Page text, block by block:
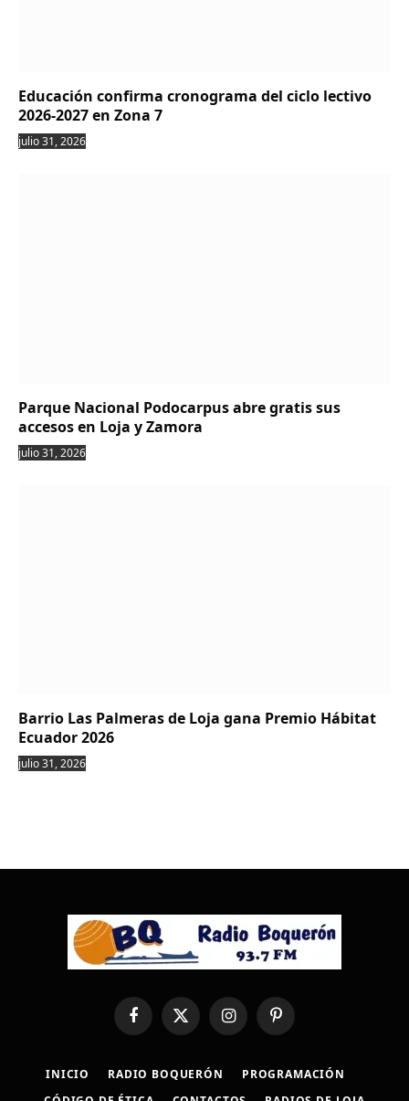
Educación confirma cronograma del ciclo lectivo
2026-2027 en Zona 7
julio 31, 2026
Parque Nacional Podocarpus abre gratis sus
accesos en Loja y Zamora
julio 31, 2026
Barrio Las Palmeras de Loja gana Premio Hábitat
Ecuador 2026
julio 31, 2026
FacebookX
(Twitter)
InstagramPinterest
INICIO RADIO BOQUERÓN
PROGRAMACIÓN